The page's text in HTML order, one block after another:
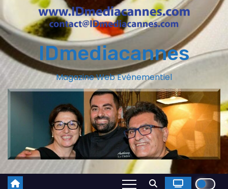
IDmediacannes
Magazine Web Evénementiel